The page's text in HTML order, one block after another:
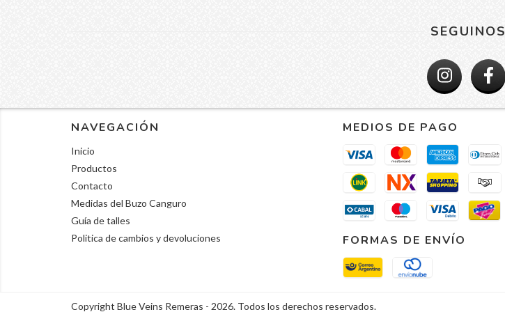
SEGUINOS
NAVEGACIÓN
Inicio
Productos
Contacto
Medidas del Buzo Canguro
Guía de talles
Politica de cambios y devoluciones
MEDIOS DE PAGO
FORMAS DE ENVÍO
Copyright Blue Veins Remeras - 2026. Todos los derechos reservados.